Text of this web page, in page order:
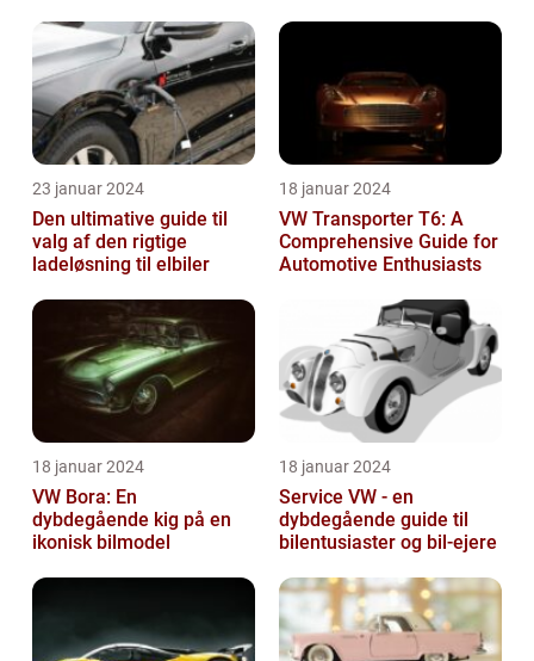
23 januar 2024
Den ultimative guide til
valg af den rigtige
ladeløsning til elbiler
18 januar 2024
VW Transporter T6: A
Comprehensive Guide for
Automotive Enthusiasts
18 januar 2024
VW Bora: En
dybdegående kig på en
ikonisk bilmodel
18 januar 2024
Service VW - en
dybdegående guide til
bilentusiaster og bil-ejere